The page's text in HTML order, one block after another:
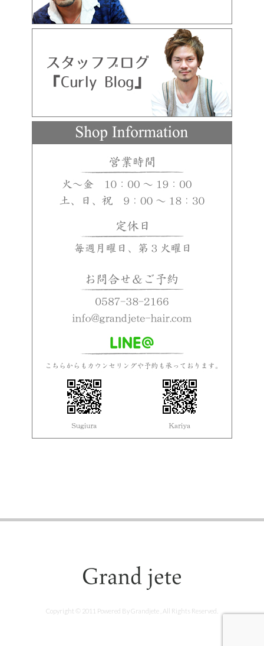
Copyright © 2011 Powered By Grandjete , All Rights Reserved.